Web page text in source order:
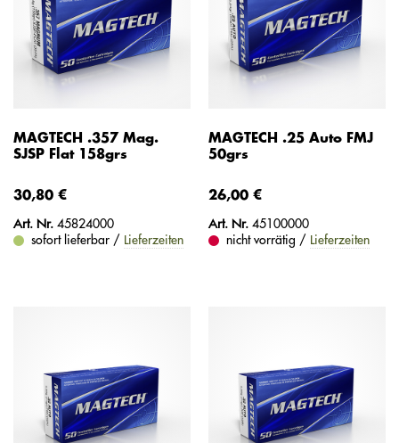
MAGTECH .357 Mag.
SJSP Flat 158grs
30,80 €
Art. Nr. 45824000
sofort lieferbar / Lieferzeiten
MAGTECH .25 Auto FMJ
50grs
26,00 €
Art. Nr. 45100000
nicht vorrätig / Lieferzeiten